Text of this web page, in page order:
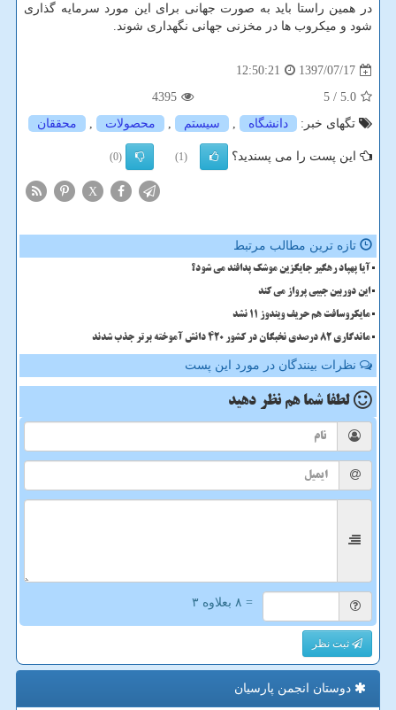
در همین راستا باید به صورت جهانی برای این مورد سرمایه گذاری
شود و میكروب ها در مخزنی جهانی نگهداری شوند.
1397/07/17
12:50:21
5.0
/ 5
4395
تگهای خبر:
دانشگاه , سیستم , محصولات , محققان
این پست را می پسندید؟ (1)
(0)
X
تازه ترین مطالب مرتبط
آیا پهپاد رهگیر جایگزین موشک پدافند می شود؟
این دوربین جیبی پرواز می کند
مایکروسافت هم حریف ویندوز 11 نشد
ماندگاری 82 درصدی نخبگان در کشور 420 دانش آموخته برتر جذب شدند
نظرات بینندگان در مورد این پست
لطفا شما هم نظر دهید
= ۸ بعلاوه ۳
ثبت نظر
دوستان انجمن پارسیان